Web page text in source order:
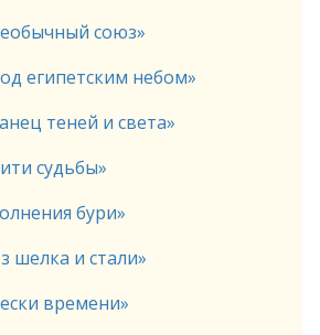
союз»
египетским небом»
теней и света»
судьбы»
бури»
шелка и стали»
времени»